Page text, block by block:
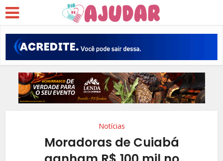
Notícias
Moradoras de Cuiabá